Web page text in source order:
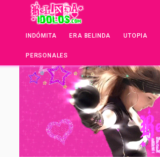
INDÓMITA ERA BELINDA UTOPIA
PERSONALES